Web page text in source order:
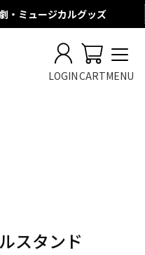
・ミュージカルグッズ
LOGINCARTMENU
スタンド